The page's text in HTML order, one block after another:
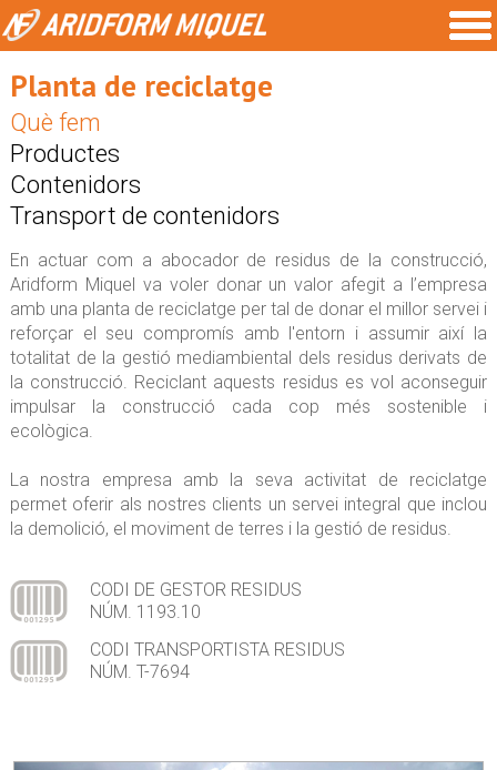
Planta de reciclatge
Què fem
Productes
Contenidors
Transport de contenidors
En actuar com a abocador de residus de la construcció,
Aridform Miquel va voler donar un valor afegit a l’empresa
amb una planta de reciclatge per tal de donar el millor servei i
reforçar el seu compromís amb l'entorn i assumir així la
totalitat de la gestió mediambiental dels residus derivats de
la construcció. Reciclant aquests residus es vol aconseguir
impulsar la construcció cada cop més sostenible i
ecològica.
La nostra empresa amb la seva activitat de reciclatge
permet oferir als nostres clients un servei integral que inclou
la demolició, el moviment de terres i la gestió de residus.
CODI DE GESTOR RESIDUS
NÚM. 1193.10
CODI TRANSPORTISTA RESIDUS
NÚM. T-7694